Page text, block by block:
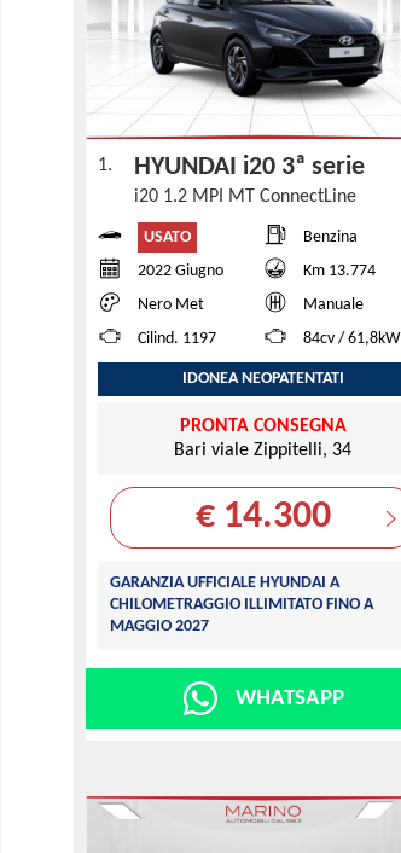
1. HYUNDAI i20 3ª serie
i20 1.2 MPI MT ConnectLine
USATO
Benzina
2022 Giugno
Km 13.774
Nero Met
Manuale
Cilind. 1197
84cv / 61,8kW
IDONEA NEOPATENTATI
PRONTA CONSEGNA
Bari viale Zippitelli, 34
€ 14.300
GARANZIA UFFICIALE HYUNDAI A
CHILOMETRAGGIO ILLIMITATO FINO A
MAGGIO 2027
WHATSAPP